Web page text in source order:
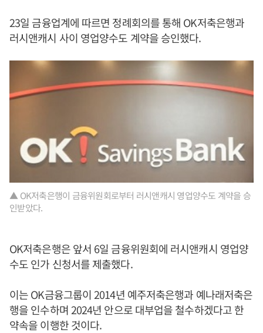
23일 금융업계에 따르면 정례회의를 통해 OK저축은행과
러시앤캐시 사이 영업양수도 계약을 승인했다.
▲ OK저축은행이 금융위원회로부터 러시앤캐시 영업양수도 계약을 승
인받았다.
OK저축은행은 앞서 6일 금융위원회에 러시앤캐시 영업양
수도 인가 신청서를 제출했다.
이는 OK금융그룹이 2014년 예주저축은행과 예나래저축은
행을 인수하며 2024년 안으로 대부업을 철수하겠다고 한
약속을 이행한 것이다.